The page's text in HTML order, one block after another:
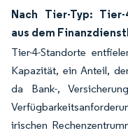
Nach Tier-Typ:
aus dem
Tier-4-Standorte
Kapazität, ein Anteil,
da Bank-,
irischen